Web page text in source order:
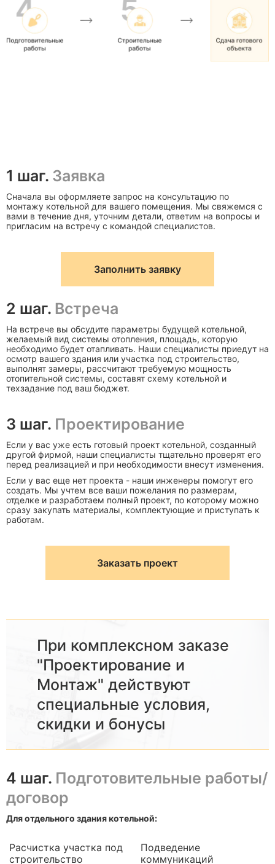
1 шаг. Заявка
Сначала вы оформляете запрос на консультацию по
монтажу котельной для вашего помещения. Мы свяжемся с
вами в течение дня, уточним детали, ответим на вопросы и
пригласим на встречу с командой специалистов.
Заполнить заявку
2 шаг. Встреча
На встрече вы обсудите параметры будущей котельной,
желаемый вид системы отопления, площадь, которую
необходимо будет отапливать. Наши специалисты приедут на
осмотр вашего здания или участка под строительство,
выполнят замеры, рассчитают требуемую мощность
отопительной системы, составят схему котельной и
техзадание под ваш бюджет.
3 шаг. Проектирование
Если у вас уже есть готовый проект котельной, созданный
другой фирмой, наши специалисты тщательно проверят его
перед реализацией и при необходимости внесут изменения.
Если у вас еще нет проекта - наши инженеры помогут его
создать. Мы учтем все ваши пожелания по размерам,
отделке и разработаем полный проект, по которому можно
сразу закупать материалы, комплектующие и приступать к
работам.
Заказать проект
При комплексном заказе
"Проектирование и
Монтаж" действуют
специальные условия,
скидки и бонусы
4 шаг. Подготовительные работы/
договор
Для отдельного здания котельной:
Расчистка участка под
строительство
Подведение
коммуникаций